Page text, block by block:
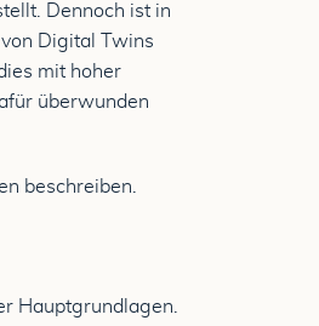
Dennoch ist in
Digital Twins
mit hoher
überwunden
beschreiben.
Hauptgrundlagen.